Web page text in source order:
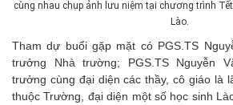
cùng nhau chụp ảnh lưu niệm tại chương trình
Lào.
Tham dự buổi gặp mặt có PGS.TS
trưởng Nhà trường; PGS.TS Nguyễn
trưởng cùng đại diện các thầy, cô giáo là
thuộc Trường, đại diện một số học sinh